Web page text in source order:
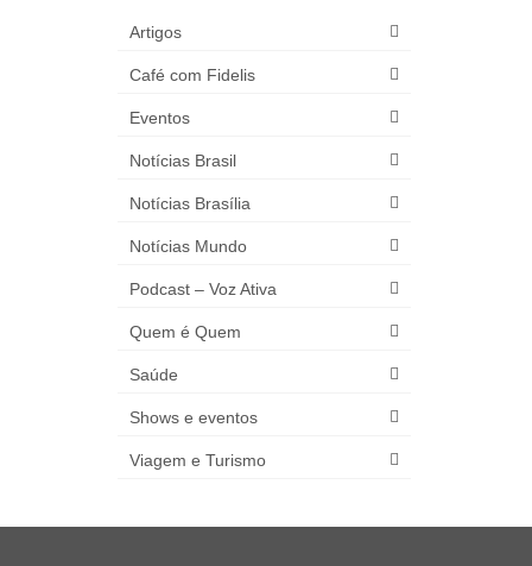
Artigos
Café com Fidelis
Eventos
Notícias Brasil
Notícias Brasília
Notícias Mundo
Podcast – Voz Ativa
Quem é Quem
Saúde
Shows e eventos
Viagem e Turismo